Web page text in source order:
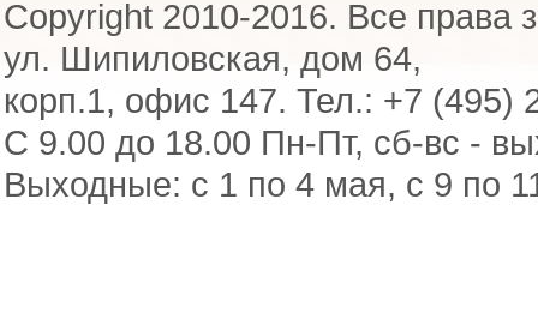
Copyright 2010-2016. Все права
ул. Шипиловская, дом 64,
корп.1, офис 147. Тел.: +7 (495)
С 9.00 до 18.00 Пн-Пт, сб-вс -
Выходные: с 1 по 4 мая, с 9 по